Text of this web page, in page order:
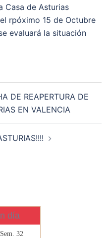
Casa de Asturias
rpóximo 15 de Octubre
evaluará la situación
DE REAPERTURA DE
EN VALENCIA
día
32